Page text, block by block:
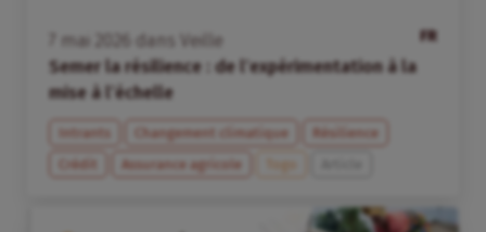
FR
mai dans
Veille
Semer la résilience : de l’expérimentation à la
mise à l’échelle
Intrants Changement climatique
Résilience
Crédit
Assurance agricole Togo